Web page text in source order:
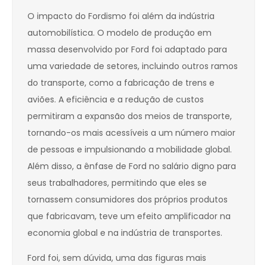
O impacto do Fordismo foi além da indústria
automobilística. O modelo de produção em
massa desenvolvido por Ford foi adaptado para
uma variedade de setores, incluindo outros ramos
do transporte, como a fabricação de trens e
aviões. A eficiência e a redução de custos
permitiram a expansão dos meios de transporte,
tornando-os mais acessíveis a um número maior
de pessoas e impulsionando a mobilidade global.
Além disso, a ênfase de Ford no salário digno para
seus trabalhadores, permitindo que eles se
tornassem consumidores dos próprios produtos
que fabricavam, teve um efeito amplificador na
economia global e na indústria de transportes.
Ford foi, sem dúvida, uma das figuras mais